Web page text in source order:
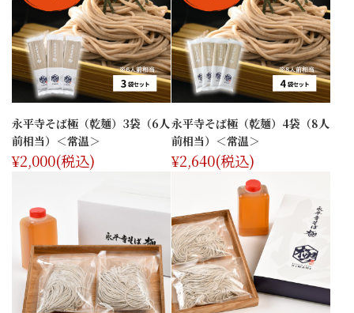
永平寺そば極（乾麺）3袋（6人
前相当）＜常温＞
¥2,000(税込)
永平寺そば極（乾麺）4袋（8人
前相当）＜常温＞
¥2,640(税込)